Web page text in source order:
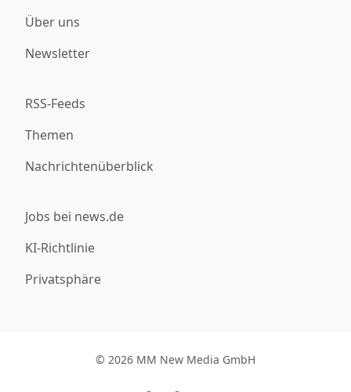
Über uns
Newsletter
RSS-Feeds
Themen
Nachrichtenüberblick
Jobs bei news.de
KI-Richtlinie
Privatsphäre
© 2026 MM New Media GmbH